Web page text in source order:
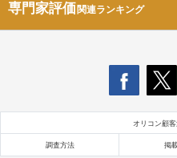
専門家評価関連ランキング
オリコン顧
調査方法 掲